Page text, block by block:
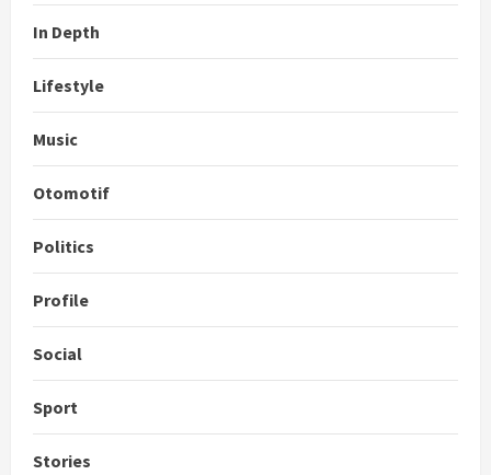
In Depth
Lifestyle
Music
Otomotif
Politics
Profile
Social
Sport
Stories